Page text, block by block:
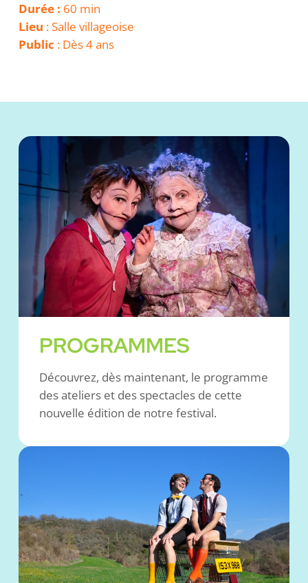
Durée : 60 min
Lieu : Salle villageoise
Public : Dès 4 ans
PROGRAMMES
Découvrez, dès maintenant, le programme
des ateliers et des spectacles de cette
nouvelle édition de notre festival.